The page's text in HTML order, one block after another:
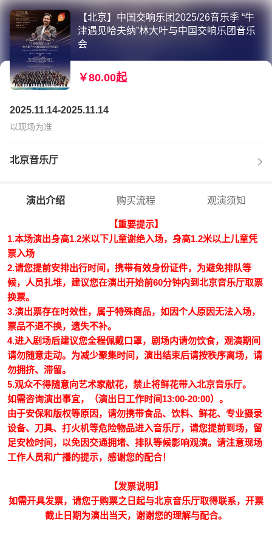
【北京】中国交响乐团2025/26音乐季 “牛
津遇见哈夫纳”林大叶与中国交响乐团音乐
会
￥80.00起
2025.11.14-2025.11.14
以现场为准
北京音乐厅
演出介绍 购买流程 观演须知
【重要提示】
1.本场演出身高1.2米以下儿童谢绝入场，身高1.2米以上儿童凭
票入场
2.请您提前安排出行时间，携带有效身份证件，为避免排队等
候，人员扎堆，建议您在演出开始前60分钟内到北京音乐厅取票
换票。
3.演出票存在时效性，属于特殊商品，如因个人原因无法入场，
票品不退不换，遗失不补。
4.进入剧场后建议您全程佩戴口罩，剧场内请勿饮食，观演期间
请勿随意走动。为减少聚集时间，演出结束后请按秩序离场，请
勿拥挤、滞留。
5.观众不得随意向艺术家献花，禁止将鲜花带入北京音乐厅。
如需咨询演出事宜，（演出日工作时间13:00-20:00）。
由于安保和版权等原因，请勿携带食品、饮料、鲜花、专业摄录
设备、刀具、打火机等危险物品进入音乐厅，请您提前到场，留
足安检时间，以免因交通拥堵、排队等候影响观演。请注意现场
工作人员和广播的提示，感谢您的配合！
【发票说明】
如需开具发票，请您于购票之日起与北京音乐厅取得联系，开票
截止日期为演出当天，谢谢您的理解与配合。